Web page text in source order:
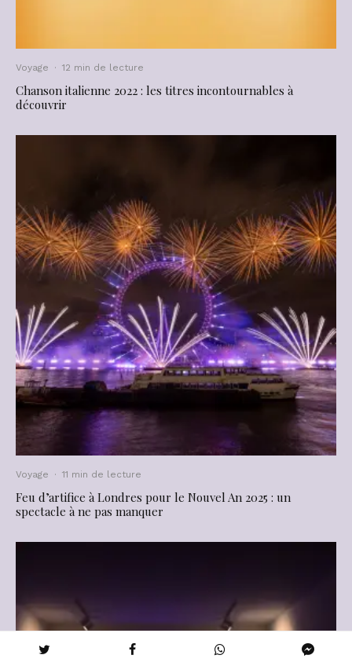
Voyage · 12 min de lecture
Chanson italienne 2022 : les titres incontournables à
découvrir
Voyage · 11 min de lecture
Feu d’artifice à Londres pour le Nouvel An 2025 : un
spectacle à ne pas manquer